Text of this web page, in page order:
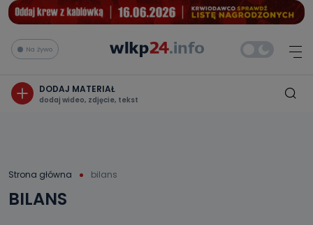
Na żywo
DODAJ MATERIAŁ
dodaj wideo, zdjęcie, tekst
Strona główna bilans
BILANS